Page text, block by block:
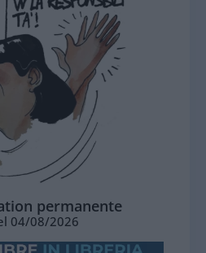
permanente
04/08/2026